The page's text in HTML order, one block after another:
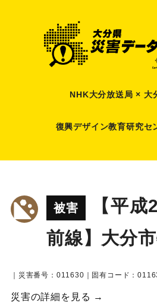
NHK大分放送局 × 大
復興デザイン教育研究セ
被害
【平
前線】大分
｜災害番号：011630｜固有コード：
災害の詳細を見る →